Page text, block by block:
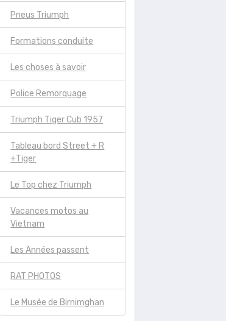
Pneus Triumph
Formations conduite
Les choses à savoir
Police Remorquage
Triumph Tiger Cub 1957
Tableau bord Street + R
+Tiger
Le Top chez Triumph
Vacances motos au
Vietnam
Les Années passent
RAT PHOTOS
Le Musée de Birnimghan